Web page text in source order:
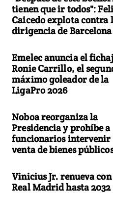
tienen que ir todos":
Caicedo explota contra
dirigencia de Barcelona
Emelec anuncia el
Ronie Carrillo, el
máximo goleador de la
LigaPro 2026
Noboa reorganiza la
Presidencia y prohíbe a
funcionarios intervenir
venta de bienes
Vinicius Jr. renueva
Real Madrid hasta 2032